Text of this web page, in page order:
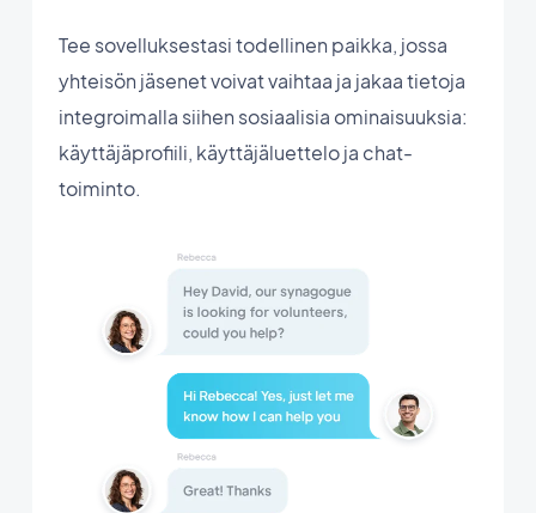
Tee sovelluksestasi todellinen paikka, jossa
yhteisön jäsenet voivat vaihtaa ja jakaa tietoja
integroimalla siihen sosiaalisia ominaisuuksia:
käyttäjäprofiili, käyttäjäluettelo ja chat-
toiminto.